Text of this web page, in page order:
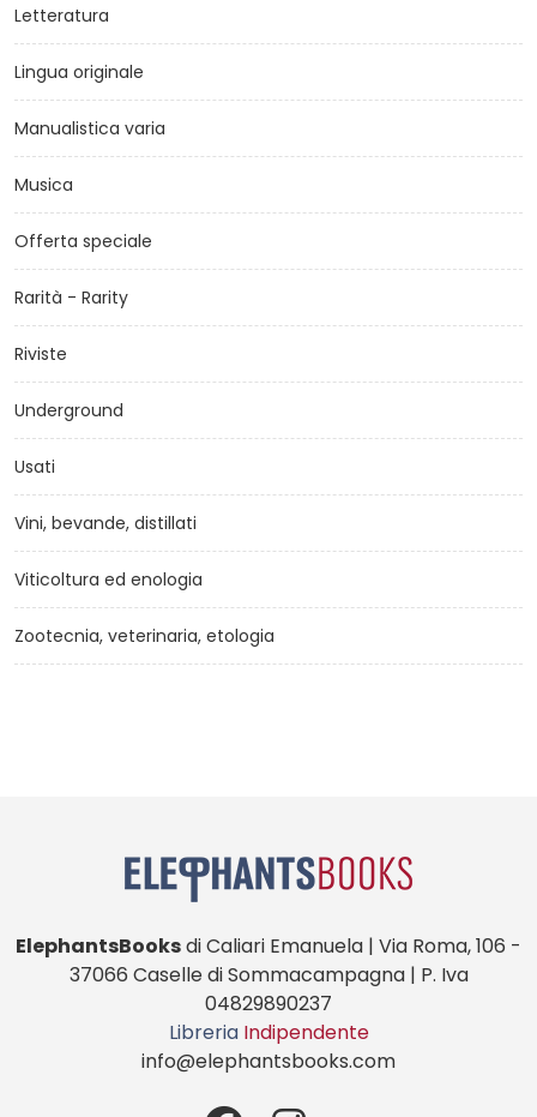
Letteratura
Lingua originale
Manualistica varia
Musica
Offerta speciale
Rarità - Rarity
Riviste
Underground
Usati
Vini, bevande, distillati
Viticoltura ed enologia
Zootecnia, veterinaria, etologia
ElephantsBooksdi Caliari Emanuela | Via Roma, 106 -
37066 Caselle di Sommacampagna | P. Iva
04829890237
Libreria Indipendente
info@elephantsbooks.com